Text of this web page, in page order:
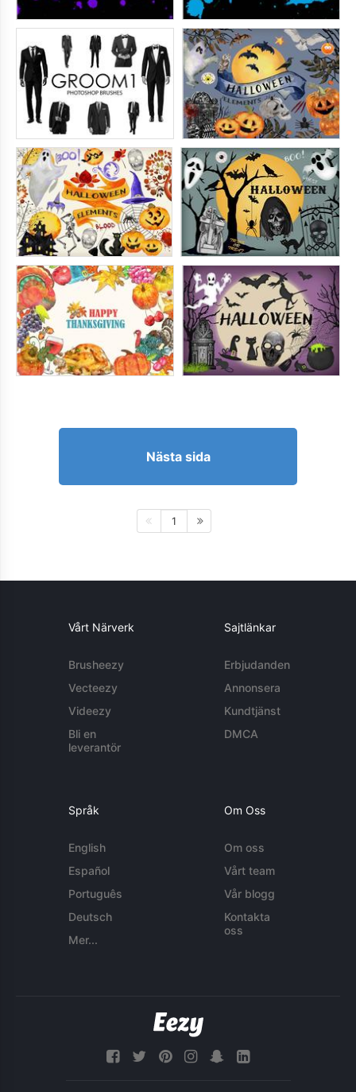
Nästa sida
1
Vårt Närverk
Brusheezy
Vecteezy
Videezy
Bli en
leverantör
Sajtlänkar
Erbjudanden
Annonsera
Kundtjänst
DMCA
Språk
English
Español
Português
Deutsch
Mer...
Om Oss
Om oss
Vårt team
Vår blogg
Kontakta
oss